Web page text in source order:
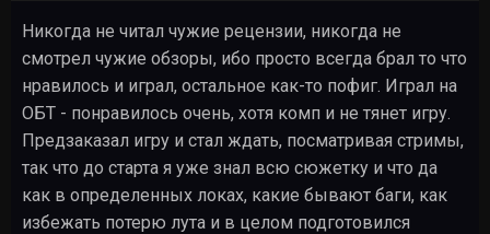
Никогда не читал чужие рецензии, никогда не
смотрел чужие обзоры, ибо просто всегда брал то что
нравилось и играл, остальное как-то пофиг. Играл на
ОБТ - понравилось очень, хотя комп и не тянет игру.
Предзаказал игру и стал ждать, посматривая стримы,
так что до старта я уже знал всю сюжетку и что да
как в определенных локах, какие бывают баги, как
избежать потерю лута и в целом подготовился